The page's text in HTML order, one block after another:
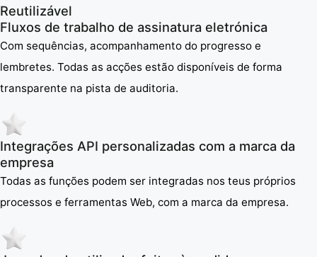
Reutilizável
Fluxos de trabalho de assinatura eletrónica
Com sequências, acompanhamento do progresso e
lembretes. Todas as acções estão disponíveis de forma
transparente na pista de auditoria.
Integrações API personalizadas com a marca da
empresa
Todas as funções podem ser integradas nos teus próprios
processos e ferramentas Web, com a marca da empresa.